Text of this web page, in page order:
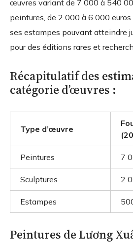
œuvres variant de 7 000 à 540
peintures, de 2 000 à 6 000
ses estampes pouvant atteindre
pour des éditions rares et
Récapitulatif des
catégorie d’œuvres :
Type d’œuvre
Peintures 7
Sculptures 2
Estampes
Peintures de Lương